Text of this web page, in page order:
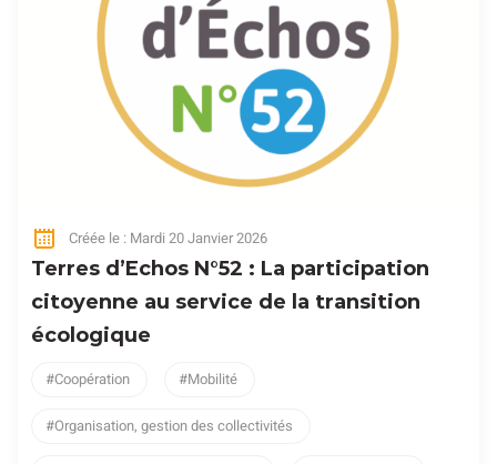
Créée le : Mardi 20 Janvier 2026
Terres d’Echos N°52 : La participation
citoyenne au service de la transition
écologique
Coopération Mobilité
Organisation, gestion des collectivités